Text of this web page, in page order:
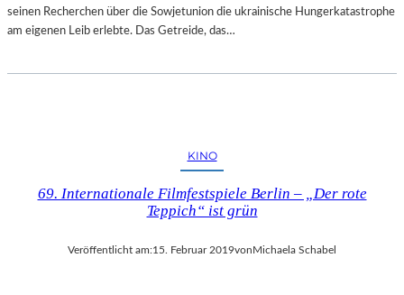
seinen Recherchen über die Sowjetunion die ukrainische Hungerkatastrophe
am eigenen Leib erlebte. Das Getreide, das…
KINO
69. Internationale Filmfestspiele Berlin – „Der rote
Teppich“ ist grün
Veröffentlicht am:15. Februar 2019vonMichaela Schabel